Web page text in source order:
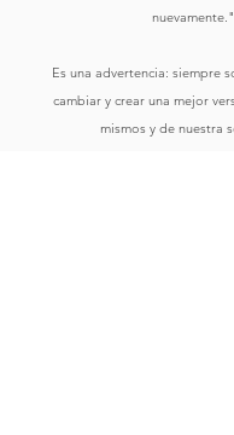
nuevamente."
Es una advertencia: siempre
cambiar y crear una mejor
mismos y de nuestra